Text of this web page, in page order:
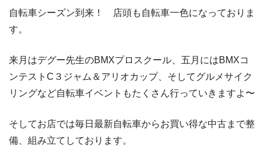
自転車シーズン到来！ 店頭も自転車一色になっておりま
す。
来月はデグー先生のBMXプロスクール、五月にはBMXコ
ンテストC３ジャム＆アリオカップ、そしてグルメサイク
リングなど自転車イベントもたくさん行っていきますよ〜
そしてお店では毎日最新自転車からお買い得な中古まで整
備、組み立てしております。